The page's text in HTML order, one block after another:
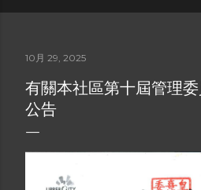
10月 29, 2025
有關本社區第十屆管理
公告